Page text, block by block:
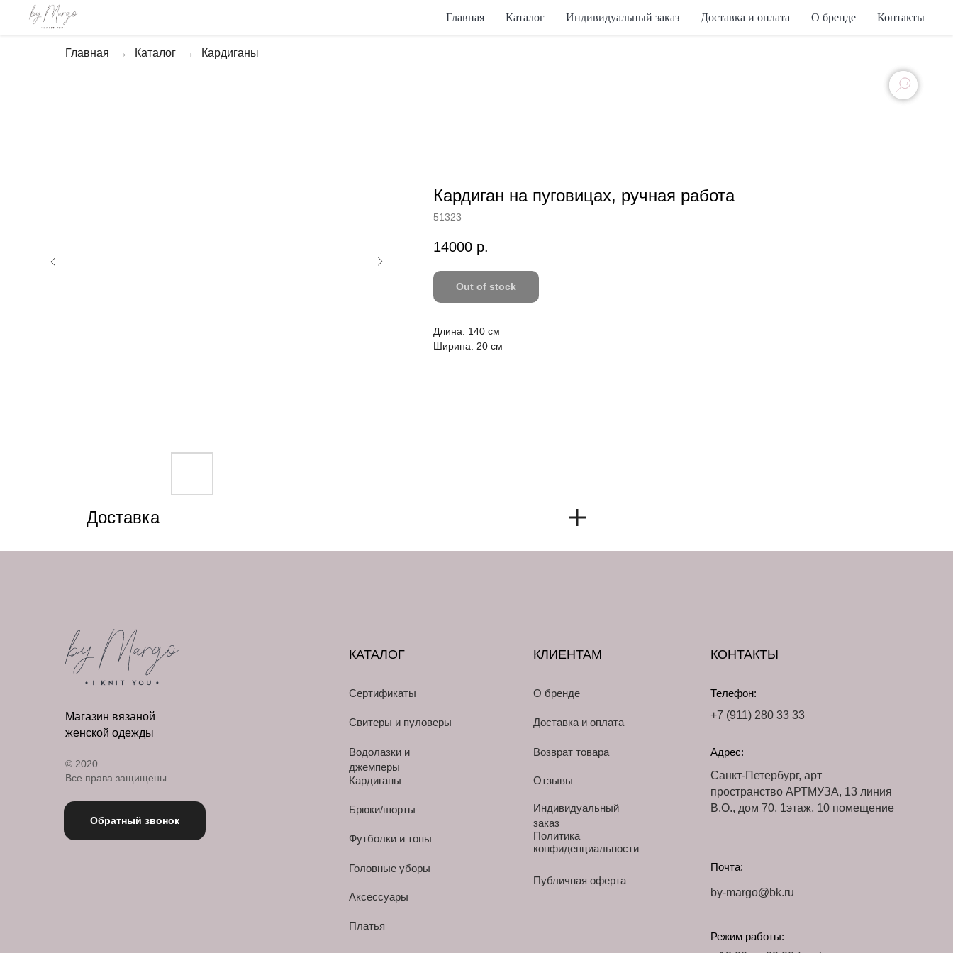
Главная Каталог Индивидуальный заказ Доставка и оплата О бренде Контакты
Главная → Каталог → Кардиганы
Кардиган на пуговицах, ручная работа
51323
14000 р.
Out of stock
Длина: 140 см
Ширина: 20 см
Доставка
Магазин вязаной
женской одежды
© 2020
Все права защищены
Обратный звонок
КАТАЛОГ КЛИЕНТАМ КОНТАКТЫ
Свитеры и пуловеры
Водолазки и
джемперы
Кардиганы
Брюки/шорты
Футболки и топы
Головные уборы
Аксессуары
Платья
Сертификаты
Доставка и оплата
Возврат товара
Отзывы
Индивидуальный
заказ
Политика
конфиденциальности
О бренде
Телефон:
+7 (911) 280 33 33
Адрес:
Санкт-Петербург, арт
пространство АРТМУЗА, 13 линия
В.О., дом 70, 1этаж, 10 помещение
Почта:
by-margo@bk.ru
Режим работы:
Публичная оферта